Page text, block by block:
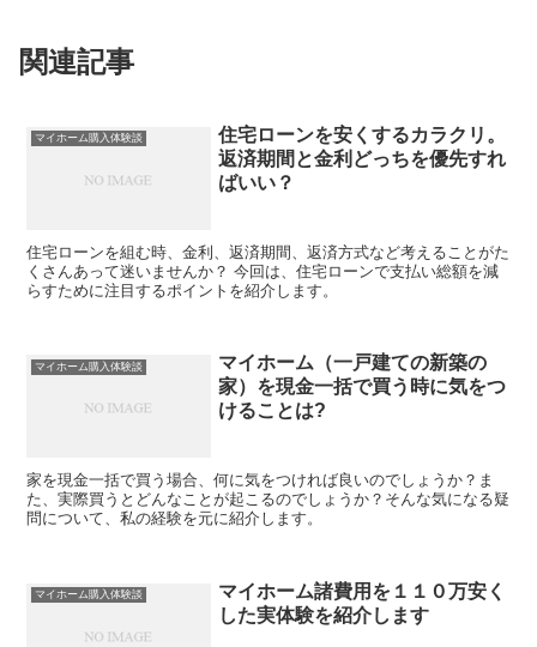
関連記事
マイホーム購入体験談
住宅ローンを安くするカラクリ。
返済期間と金利どっちを優先すれ
ばいい？
住宅ローンを組む時、金利、返済期間、返済方式など考えることがた
くさんあって迷いませんか？ 今回は、住宅ローンで支払い総額を減
らすために注目するポイントを紹介します。
マイホーム購入体験談
マイホーム（一戸建ての新築の
家）を現金一括で買う時に気をつ
けることは?
家を現金一括で買う場合、何に気をつければ良いのでしょうか？ま
た、実際買うとどんなことが起こるのでしょうか？そんな気になる疑
問について、私の経験を元に紹介します。
マイホーム購入体験談
マイホーム諸費用を１１０万安く
した実体験を紹介します